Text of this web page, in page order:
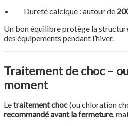
Dureté calcique : autour de
Un bon équilibre protège la
des équipements pendant l’hiver.
Traitement de choc –
moment
Letraitement choc(ou chloration
recommandé avant la fermeture,